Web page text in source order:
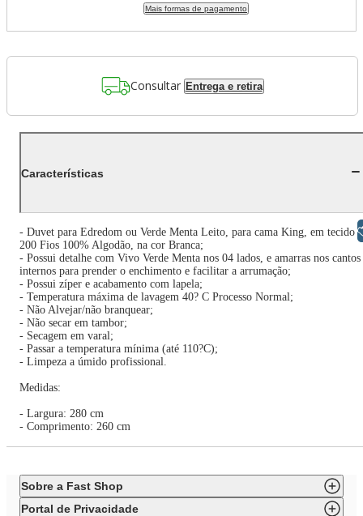
Mais formas de pagamento
Consultar Entrega e retira
Características
- Duvet para Edredom ou Verde Menta Leito, para cama King, em tecido
200 Fios 100% Algodão, na cor Branca;
- Possui detalhe com Vivo Verde Menta nos 04 lados, e amarras nos cantos
internos para prender o enchimento e facilitar a arrumação;
- Possui zíper e acabamento com lapela;
- Temperatura máxima de lavagem 40? C Processo Normal;
- Não Alvejar/não branquear;
- Não secar em tambor;
- Secagem em varal;
- Passar a temperatura mínima (até 110?C);
- Limpeza a úmido profissional.
Medidas:
- Largura: 280 cm
- Comprimento: 260 cm
Sobre a Fast Shop
Portal de Privacidade
Libras